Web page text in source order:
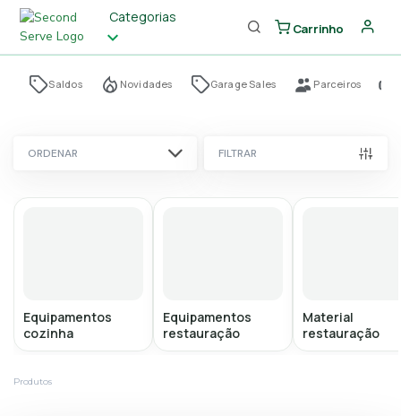
Categorias
Carrinho
Saldos Novidades Garage Sales Parceiros
ORDENAR FILTRAR
Equipamentos
cozinha
Equipamentos
restauração
Material
restauração
Produtos